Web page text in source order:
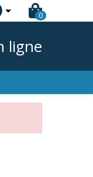
0
ligne